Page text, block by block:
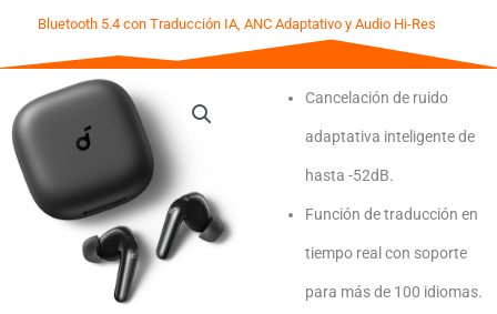
Bluetooth 5.4 con Traducción IA, ANC Adaptativo y Audio Hi-Res
Cancelación de ruido
adaptativa inteligente de
hasta -52dB.
Función de traducción en
tiempo real con soporte
para más de 100 idiomas.